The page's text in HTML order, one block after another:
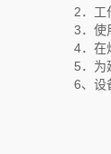
2．工
3．使
4．在
5．为
6、设